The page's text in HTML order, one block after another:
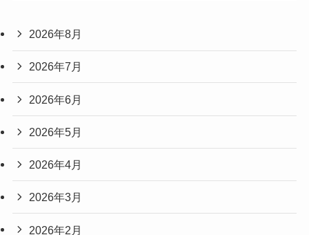
2026年8月
2026年7月
2026年6月
2026年5月
2026年4月
2026年3月
2026年2月